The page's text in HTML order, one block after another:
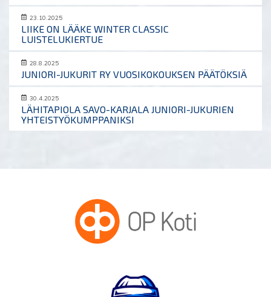
23.10.2025
LIIKE ON LÄÄKE WINTER CLASSIC
LUISTELUKIERTUE
28.8.2025
JUNIORI-JUKURIT RY VUOSIKOKOUKSEN PÄÄTÖKSIÄ
30.4.2025
LÄHITAPIOLA SAVO-KARJALA JUNIORI-JUKURIEN
YHTEISTYÖKUMPPANIKSI